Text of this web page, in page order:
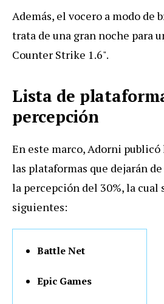
Además, el vocero a modo de
trata de una gran noche para
Counter Strike 1.6".
Lista de
percepción
En este marco, Adorni
las plataformas que dejarán
la percepción del 30%, la cual
siguientes:
Battle Net
Epic Games